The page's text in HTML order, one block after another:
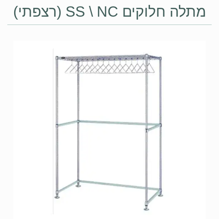
מתלה חלוקים SS \ NC (רצפתי)